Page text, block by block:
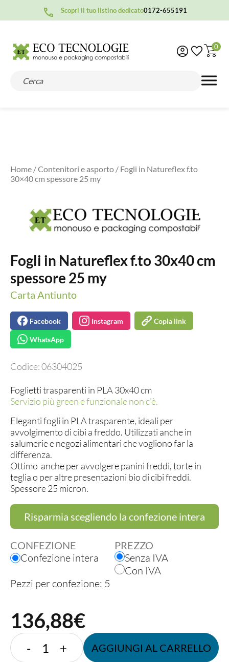
Scopri il tuo listino dedicato0172-655191
0
Home /Contenitori e asporto / Fogli in Natureflex f.to
30×40 cm spessore 25 my
Fogli in Natureflex f.to 30x40 cm
spessore 25 my
Carta Antiunto
Facebook Instagram Copia link
WhatsApp
Codice:06304025
Foglietti trasparenti in PLA 30x40 cm
Servizio più green e funzionale non c'è.
Eleganti fogli in PLA trasparente, ideali per
avvolgimento di cibi a freddo. Utilizzati anche in
salumerie e negozi alimentari che vogliono far la
differenza.
Ottimo anche per avvolgere panini freddi, torte in
teglia o per altre presentazioni bio di cibi freddi.
Spessore 25 micron.
Risparmia scegliendo la confezione intera
CONFEZIONE PREZZO
Confezione intera
Senza IVA
Con IVA
Pezzi per confezione: 5
136,88€
-
Fogli
+ AGGIUNGI AL CARRELLO